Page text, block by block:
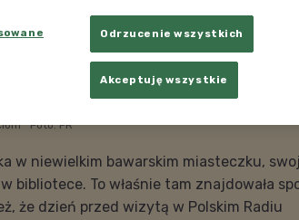
popularnych na całym świecie książek "Szkoła
Foto: PR
w niewielkim bawarskim miasteczku,
bibliotece. To właśnie tam znajdowała
że dzień przed wizytą w Polskim Radiu
Odrzucenie wszystkich
Akceptuję wszystkie